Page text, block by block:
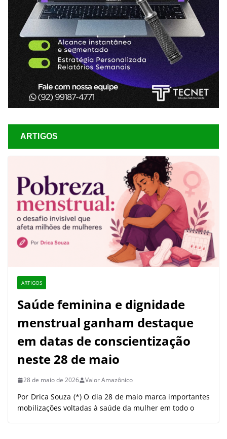
ARTIGOS
ARTIGOS
Saúde feminina e dignidade
menstrual ganham destaque
em datas de conscientização
neste 28 de maio
28 de maio de 2026 Valor Amazônico
Por Drica Souza (*) O dia 28 de maio marca importantes
mobilizações voltadas à saúde da mulher em todo o